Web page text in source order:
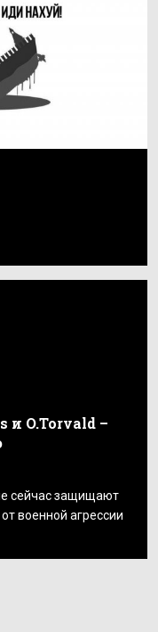
O.Torvald –
сейчас защищают
военной агрессии